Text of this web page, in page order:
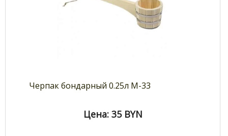
Черпак бондарный 0.25л М-33
Цена: 35 BYN